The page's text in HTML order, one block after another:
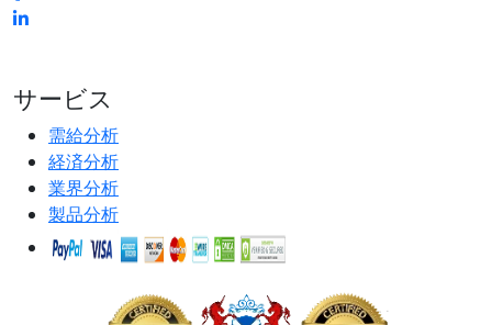
サービス
需給分析
経済分析
業界分析
製品分析